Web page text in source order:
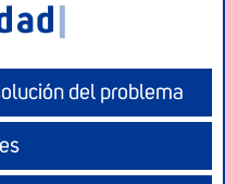
del problema